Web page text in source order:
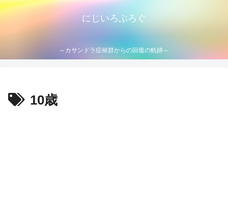
にじいろぶろぐ
～カサンドラ症候群からの回復の軌跡～
10歳